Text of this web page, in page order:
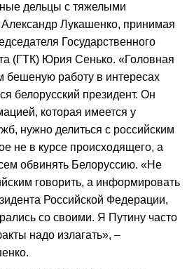
дельцы с тяжелыми
Лукашенко, принимая
Государственного
(ГТК) Юрия Сенько. «Головная
бешеную работу в интересах
белорусский президент. Он
которая имеется у
нужно делиться с российским
не в курсе происходящего, а
обвинять Белоруссию. «Не
говорить, а информировать
Российской Федерации,
со своими. Я Путину часто
надо излагать», –